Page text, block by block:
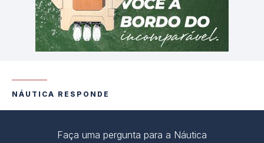
NÁUTICA RESPONDE
Faça uma pergunta para a Náutica